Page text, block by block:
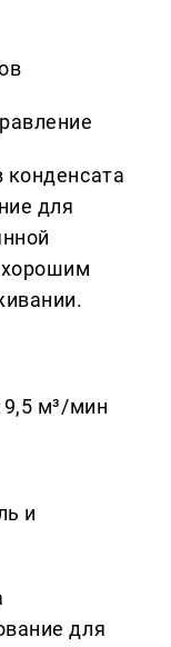
конденсата
для
хорошим
9,5 м³/мин
и
для